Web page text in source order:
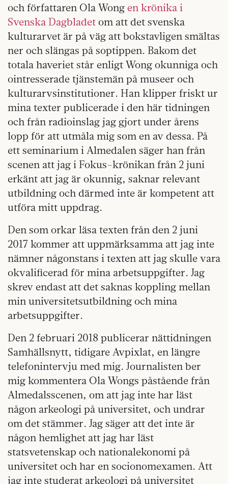
och författaren Ola Wong en krönika i
Svenska Dagbladet om att det svenska
kulturarvet är på väg att bokstavligen smältas
ner och slängas på soptippen. Bakom det
totala haveriet står enligt Wong okunniga och
ointresserade tjänstemän på museer och
kulturarvsinstitutioner. Han klipper friskt ur
mina texter publicerade i den här tidningen
och från radioinslag jag gjort under årens
lopp för att utmåla mig som en av dessa. På
ett seminarium i Almedalen säger han från
scenen att jag i Fokus-krönikan från 2 juni
erkänt att jag är okunnig, saknar relevant
utbildning och därmed inte är kompetent att
utföra mitt uppdrag.
Den som orkar läsa texten från den 2 juni
2017 kommer att uppmärksamma att jag inte
nämner någonstans i texten att jag skulle vara
okvalificerad för mina arbetsuppgifter. Jag
skrev endast att det saknas koppling mellan
min universitetsutbildning och mina
arbetsuppgifter.
Den 2 februari 2018 publicerar nättidningen
Samhällsnytt, tidigare Avpixlat, en längre
telefonintervju med mig. Journalisten ber
mig kommentera Ola Wongs påstående från
Almedalsscenen, om att jag inte har läst
någon arkeologi på universitet, och undrar
om det stämmer. Jag säger att det inte är
någon hemlighet att jag har läst
statsvetenskap och nationalekonomi på
universitet och har en socionomexamen. Att
jag inte studerat arkeologi på universitet